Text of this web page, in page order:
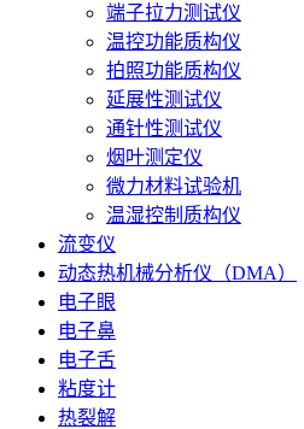
端子拉力测试仪
温控功能质构仪
拍照功能质构仪
延展性测试仪
通针性测试仪
烟叶测定仪
微力材料试验机
温湿控制质构仪
流变仪
动态热机械分析仪（DMA）
电子眼
电子鼻
电子舌
粘度计
热裂解